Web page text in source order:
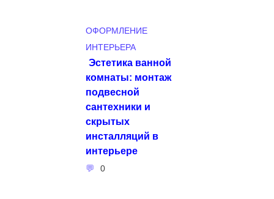
ОФОРМЛЕНИЕ
ИНТЕРЬЕРА
Эстетика ванной
комнаты: монтаж
подвесной
сантехники и
скрытых
инсталляций в
интерьере
0